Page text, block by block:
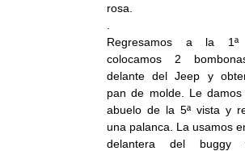
rosa.
Regresamos a la
colocamos 2
delante del Jeep y
pan de molde. Le
abuelo de la 5ª vista y
una palanca. La usamos
delantera del buggy